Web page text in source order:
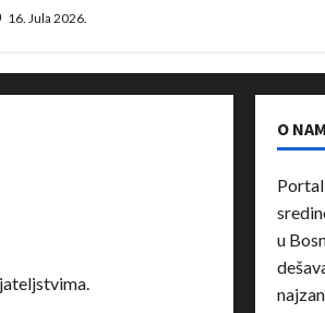
16. Jula 2026.
O
u